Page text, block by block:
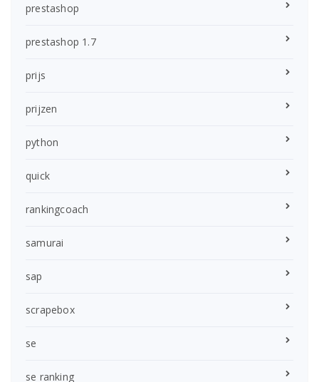
prestashop
prestashop 1.7
prijs
prijzen
python
quick
rankingcoach
samurai
sap
scrapebox
se
se ranking